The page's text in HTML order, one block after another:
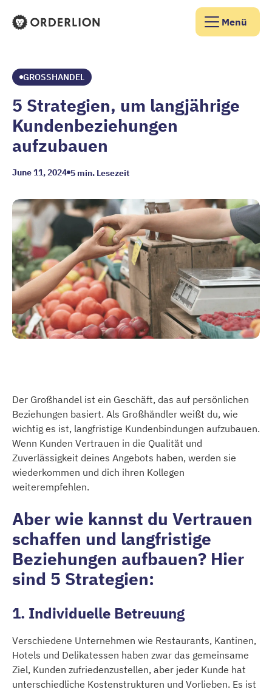
Menü
GROSSHANDEL
5 Strategien, um langjährige
Kundenbeziehungen
aufzubauen
June 11, 2024 5 min. Lesezeit
Der Großhandel ist ein Geschäft, das auf persönlichen
Beziehungen basiert. Als Großhändler weißt du, wie
wichtig es ist, langfristige Kundenbindungen aufzubauen.
Wenn Kunden Vertrauen in die Qualität und
Zuverlässigkeit deines Angebots haben, werden sie
wiederkommen und dich ihren Kollegen
weiterempfehlen.
Aber wie kannst du Vertrauen
schaffen und langfristige
Beziehungen aufbauen? Hier
sind 5 Strategien:
1. Individuelle Betreuung
Verschiedene Unternehmen wie Restaurants, Kantinen,
Hotels und Delikatessen haben zwar das gemeinsame
Ziel, Kunden zufriedenzustellen, aber jeder Kunde hat
unterschiedliche Kostenstrukturen und Vorlieben. Es ist